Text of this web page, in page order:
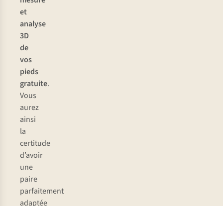
et
analyse
3D
de
vos
pieds
gratuite.
Vous
aurez
ainsi
la
certitude
d’avoir
une
paire
parfaitement
adaptée